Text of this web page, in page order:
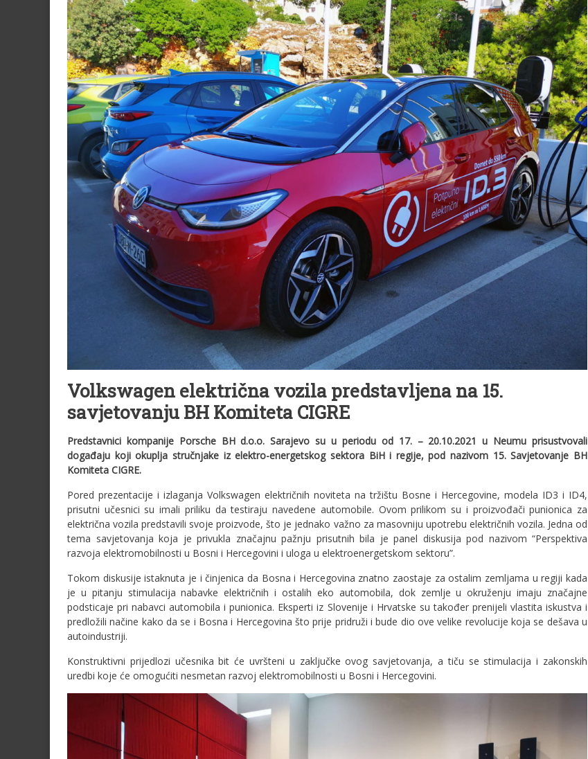
Volkswagen električna vozila predstavljena na 15.
savjetovanju BH Komiteta CIGRE
Predstavnici kompanije Porsche BH d.o.o. Sarajevo su u periodu od 17. – 20.10.2021 u Neumu prisustvovali
događaju koji okuplja stručnjake iz elektro-energetskog sektora BiH i regije, pod nazivom 15. Savjetovanje BH
Komiteta CIGRE.
Pored prezentacije i izlaganja Volkswagen električnih noviteta na tržištu Bosne i Hercegovine, modela ID3 i ID4,
prisutni učesnici su imali priliku da testiraju navedene automobile. Ovom prilikom su i proizvođači punionica za
električna vozila predstavili svoje proizvode, što je jednako važno za masovniju upotrebu električnih vozila. Jedna od
tema savjetovanja koja je privukla značajnu pažnju prisutnih bila je panel diskusija pod nazivom “Perspektiva
razvoja elektromobilnosti u Bosni i Hercegovini i uloga u elektroenergetskom sektoru”.
Tokom diskusije istaknuta je i činjenica da Bosna i Hercegovina znatno zaostaje za ostalim zemljama u regiji kada
je u pitanju stimulacija nabavke električnih i ostalih eko automobila, dok zemlje u okruženju imaju značajne
podsticaje pri nabavci automobila i punionica. Eksperti iz Slovenije i Hrvatske su također prenijeli vlastita iskustva i
predložili načine kako da se i Bosna i Hercegovina što prije pridruži i bude dio ove velike revolucije koja se dešava u
autoindustriji.
Konstruktivni prijedlozi učesnika bit će uvršteni u zaključke ovog savjetovanja, a tiču se stimulacija i zakonskih
uredbi koje će omogućiti nesmetan razvoj elektromobilnosti u Bosni i Hercegovini.